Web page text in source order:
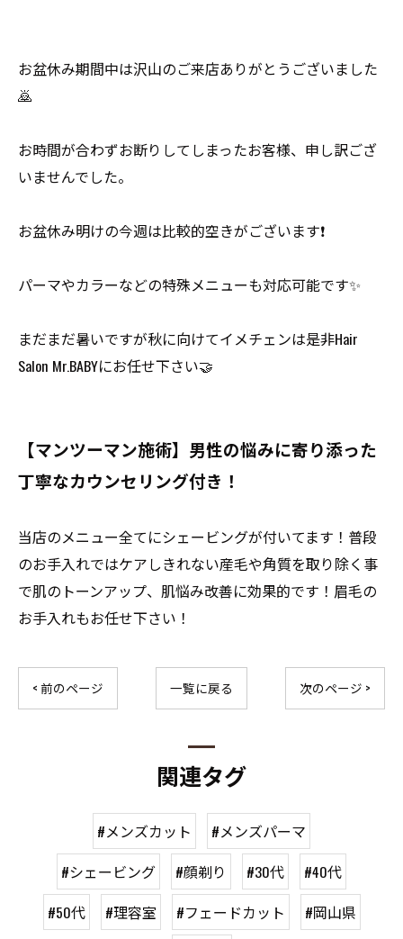
お盆休み期間中は沢山のご来店ありがとうございました
🙇
お時間が合わずお断りしてしまったお客様、申し訳ござ
いませんでした。
お盆休み明けの今週は比較的空きがございます❗️
パーマやカラーなどの特殊メニューも対応可能です✨
まだまだ暑いですが秋に向けてイメチェンは是非Hair
Salon Mr.BABYにお任せ下さい🤝
【マンツーマン施術】男性の悩みに寄り添った
丁寧なカウンセリング付き！
当店のメニュー全てにシェービングが付いてます！普段
のお手入れではケアしきれない産毛や角質を取り除く事
で肌のトーンアップ、肌悩み改善に効果的です！眉毛の
お手入れもお任せ下さい！
< 前のページ 一覧に戻る 次のページ >
関連タグ
#メンズカット
#メンズパーマ
#シェービング
#顔剃り #30代
#40代
#50代
#理容室 #フェードカット
#岡山県
ご予約はこちら